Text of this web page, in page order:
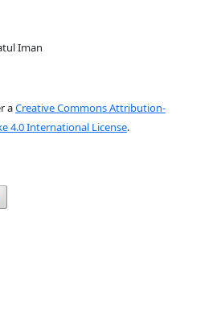
Iman
aCreative Commons Attribution-
4.0 International License.